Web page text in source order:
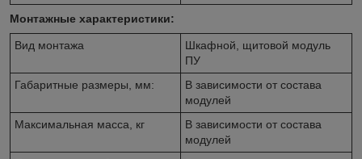
Монтажные характеристики:
Вид монтажа
Шкафной, щитовой модуль
ПУ
Габаритные размеры, мм:
В зависимости от состава
модулей
Максимальная масса, кг
В зависимости от состава
модулей